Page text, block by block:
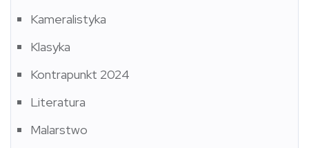
Kameralistyka
Klasyka
Kontrapunkt 2024
Literatura
Malarstwo